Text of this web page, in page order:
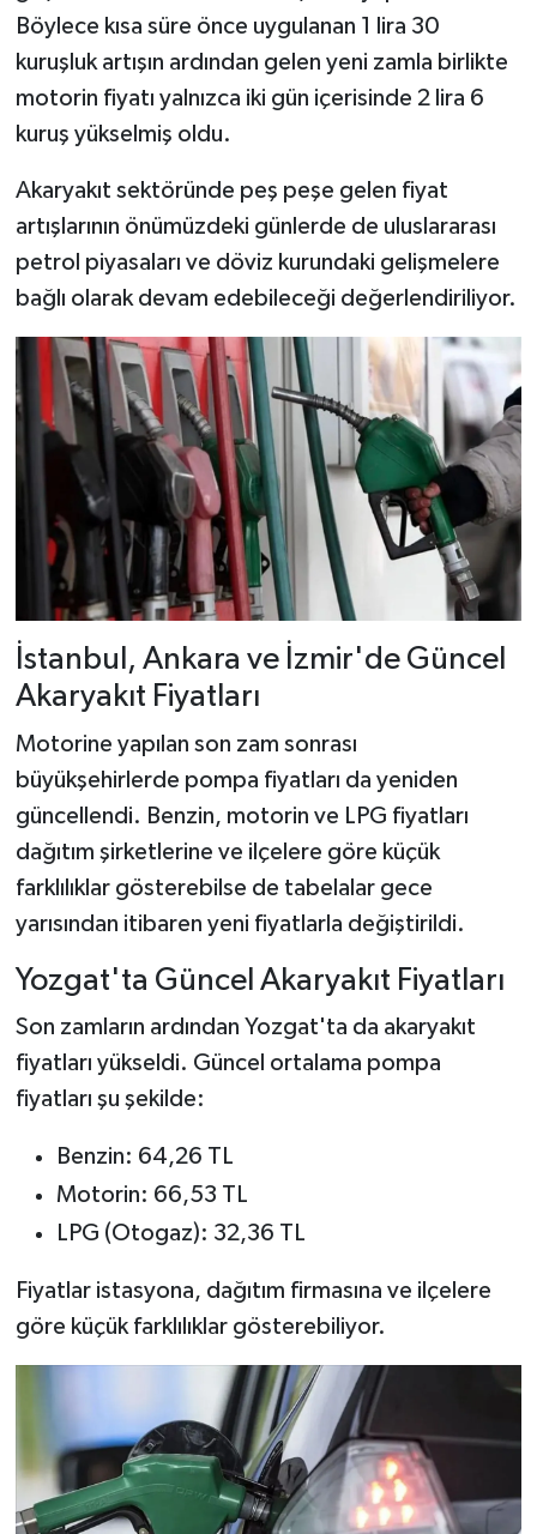
Böylece kısa süre önce uygulanan 1 lira 30
kuruşluk artışın ardından gelen yeni zamla birlikte
motorin fiyatı yalnızca iki gün içerisinde 2 lira 6
kuruş yükselmiş oldu.
Akaryakıt sektöründe peş peşe gelen fiyat
artışlarının önümüzdeki günlerde de uluslararası
petrol piyasaları ve döviz kurundaki gelişmelere
bağlı olarak devam edebileceği değerlendiriliyor.
İstanbul, Ankara ve İzmir'de Güncel
Akaryakıt Fiyatları
Motorine yapılan son zam sonrası
büyükşehirlerde pompa fiyatları da yeniden
güncellendi. Benzin, motorin ve LPG fiyatları
dağıtım şirketlerine ve ilçelere göre küçük
farklılıklar gösterebilse de tabelalar gece
yarısından itibaren yeni fiyatlarla değiştirildi.
Yozgat'ta Güncel Akaryakıt Fiyatları
Son zamların ardından Yozgat'ta da akaryakıt
fiyatları yükseldi. Güncel ortalama pompa
fiyatları şu şekilde:
Benzin: 64,26 TL
Motorin: 66,53 TL
LPG (Otogaz): 32,36 TL
Fiyatlar istasyona, dağıtım firmasına ve ilçelere
göre küçük farklılıklar gösterebiliyor.